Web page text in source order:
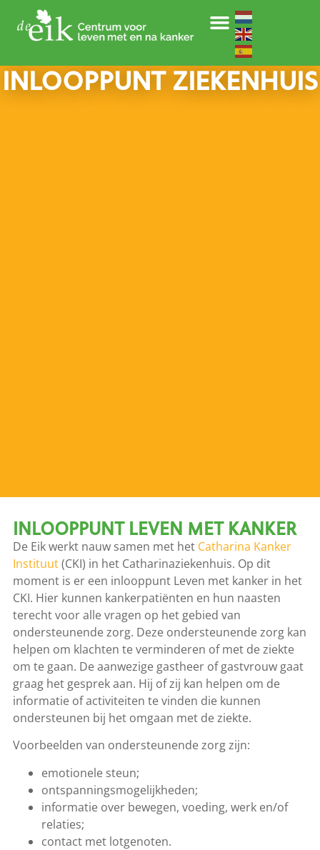
INLOOPPUNT ZIEKENHUIS
INLOOPPUNT LEVEN MET KANKER
De Eik werkt nauw samen met het Catharina Kanker
Instituut(CKI) in het Catharinaziekenhuis. Op dit
moment is er een inlooppunt Leven met kanker in het
CKI. Hier kunnen kankerpatiënten en hun naasten
terecht voor alle vragen op het gebied van
ondersteunende zorg. Deze ondersteunende zorg kan
helpen om klachten te verminderen of met de ziekte
om te gaan. De aanwezige gastheer of gastvrouw gaat
graag het gesprek aan. Hij of zij kan helpen om de
informatie of activiteiten te vinden die kunnen
ondersteunen bij het omgaan met de ziekte.
Voorbeelden van ondersteunende zorg zijn:
emotionele steun;
ontspanningsmogelijkheden;
informatie over bewegen, voeding, werk en/of
relaties;
contact met lotgenoten.